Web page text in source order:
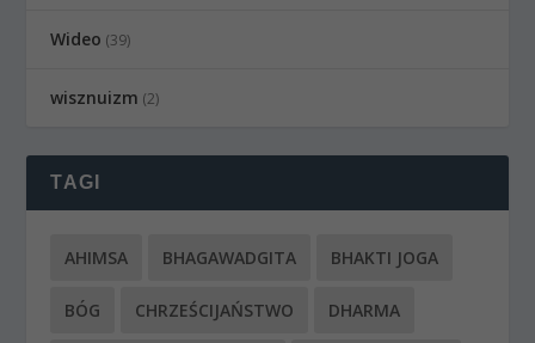
Wideo (39)
wisznuizm (2)
TAGI
AHIMSA BHAGAWADGITA BHAKTI JOGA
BÓG CHRZEŚCIJAŃSTWO DHARMA